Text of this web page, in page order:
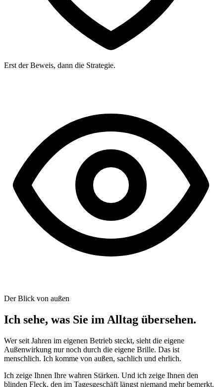
Erst der Beweis, dann die Strategie.
Der Blick von außen
Ich sehe, was Sie im Alltag übersehen.
Wer seit Jahren im eigenen Betrieb steckt, sieht die eigene
Außenwirkung nur noch durch die eigene Brille. Das ist
menschlich. Ich komme von außen, sachlich und ehrlich.
Ich zeige Ihnen Ihre wahren Stärken. Und ich zeige Ihnen den
blinden Fleck, den im Tagesgeschäft längst niemand mehr bemerkt.